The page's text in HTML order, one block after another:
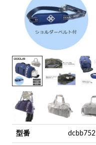
型番 dcbb752